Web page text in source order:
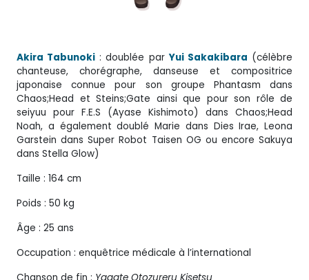
Akira Tabunoki : doublée par Yui Sakakibara (célèbre
chanteuse, chorégraphe, danseuse et compositrice
japonaise connue pour son groupe Phantasm dans
Chaos;Head et Steins;Gate ainsi que pour son rôle de
seiyuu pour F.E.S (Ayase Kishimoto) dans Chaos;Head
Noah, a également doublé Marie dans Dies Irae, Leona
Garstein dans Super Robot Taisen OG ou encore Sakuya
dans Stella Glow)
Taille : 164 cm
Poids : 50 kg
Âge : 25 ans
Occupation : enquêtrice médicale à l’international